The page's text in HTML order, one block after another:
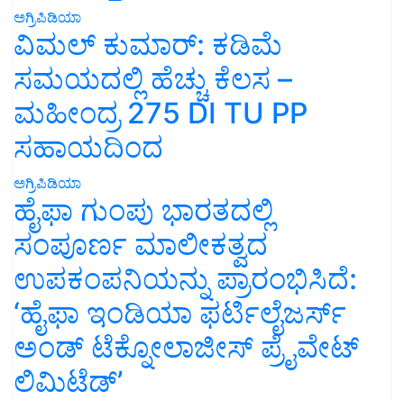
ಅಗ್ರಿಪಿಡಿಯಾ
ವಿಮಲ್ ಕುಮಾರ್: ಕಡಿಮೆ
ಸಮಯದಲ್ಲಿ ಹೆಚ್ಚು ಕೆಲಸ –
ಮಹೀಂದ್ರ 275 DI TU PP
ಸಹಾಯದಿಂದ
ಅಗ್ರಿಪಿಡಿಯಾ
ಹೈಫಾ ಗುಂಪು ಭಾರತದಲ್ಲಿ
ಸಂಪೂರ್ಣ ಮಾಲೀಕತ್ವದ
ಉಪಕಂಪನಿಯನ್ನು ಪ್ರಾರಂಭಿಸಿದೆ:
‘ಹೈಫಾ ಇಂಡಿಯಾ ಫರ್ಟಿಲೈಜರ್ಸ್
ಅಂಡ್ ಟೆಕ್ನೋಲಾಜೀಸ್ ಪ್ರೈವೇಟ್
ಲಿಮಿಟೆಡ್’